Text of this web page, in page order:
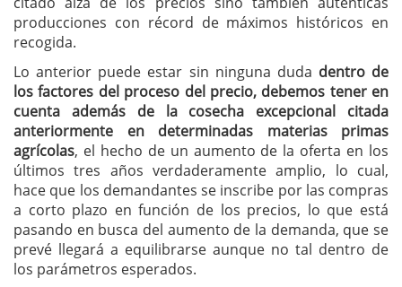
producciones con récord de máximos históricos en
recogida.
Lo anterior puede estar sin ninguna duda dentro de
los factores del proceso del precio, debemos tener en
cuenta además de la cosecha excepcional citada
anteriormente en determinadas materias primas
agrícolas, el hecho de un aumento de la oferta en los
últimos tres años verdaderamente amplio, lo cual,
hace que los demandantes se inscribe por las compras
a corto plazo en función de los precios, lo que está
pasando en busca del aumento de la demanda, que se
prevé llegará a equilibrarse aunque no tal dentro de
los parámetros esperados.